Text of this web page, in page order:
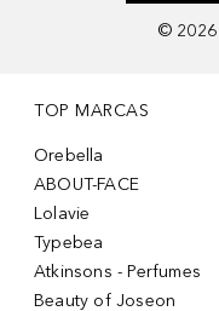
© 2026
TOP MARCAS
Orebella
ABOUT-FACE
Lolavie
Typebea
Atkinsons - Perfumes
Beauty of Joseon